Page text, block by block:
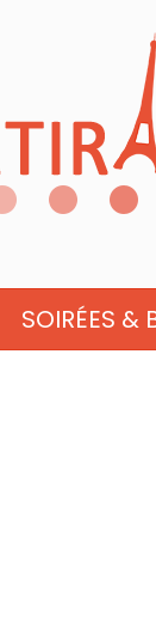
SOIRÉES &